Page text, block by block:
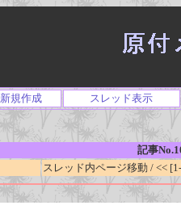
新規作成 スレッド表示
記事
スレッド内ページ移動 / <<